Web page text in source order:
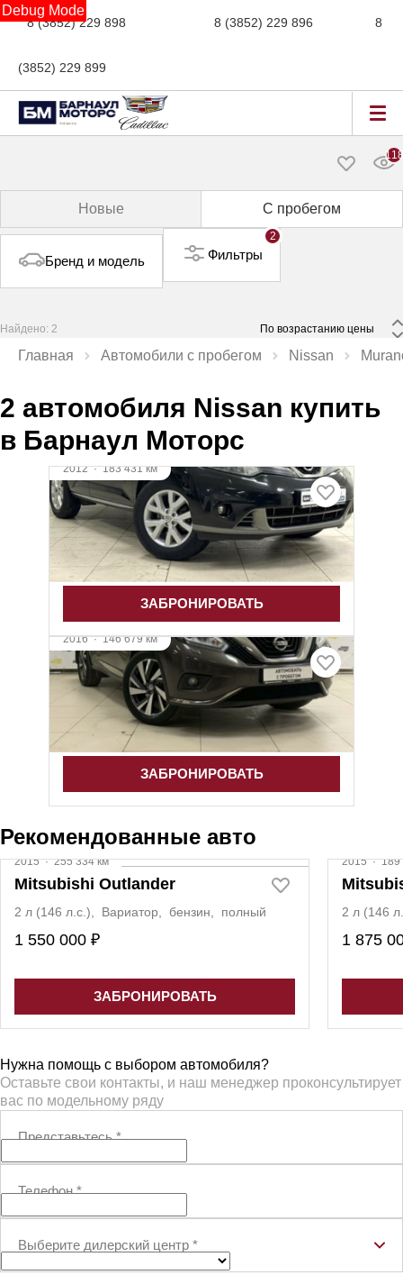
Debug Mode
8 (3852) 229 898 8 (3852) 229 896 8
(3852) 229 899
118
Новые С пробегом
Бренд и модель
2
Фильтры
Найдено: 2
Главная Автомобили с пробегом Nissan
2 автомобиля Nissan купить
в Барнаул Моторс
2012·183 431 км
Nissan Murano
3.5 л (249 л.с.), Вариатор, бензин, полный
1 475 000 ₽
ЗАБРОНИРОВАТЬ
2016·146 679 км
Nissan Murano
3.5 л (249 л.с.), Вариатор, бензин, полный
2 360 000 ₽
ЗАБРОНИРОВАТЬ
Рекомендованные авто
2015·255 334 км
Mitsubishi Outlander
2 л (146 л.с.), Вариатор, бензин, полный
1 550 000 ₽
ЗАБРОНИРОВАТЬ
2015·189
2 л (146
1 875
Нужна помощь с выбором автомобиля?
Оставьте свои контакты, и наш менеджер проконсультирует
вас по модельному ряду
Представьтесь*
Телефон*
Выберите дилерский центр *